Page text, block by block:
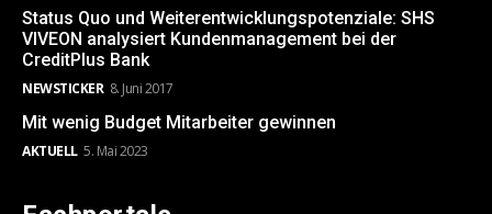
Status Quo und Weiterentwicklungspotenziale: SHS
VIVEON analysiert Kundenmanagement bei der
CreditPlus Bank
NEWSTICKER 8. Juni 2017
Mit wenig Budget Mitarbeiter gewinnen
AKTUELL 5. Mai 2023